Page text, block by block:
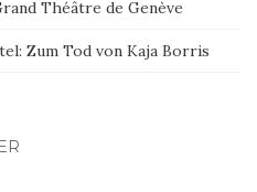
Théâtre de Genève
Zum Tod von Kaja Borris